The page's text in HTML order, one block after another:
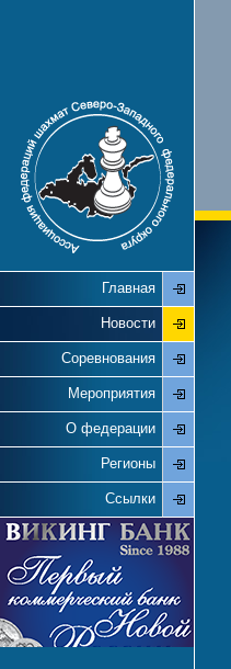
Главная
Новости
Соревнования
Мероприятия
О федерации
Регионы
Ссылки